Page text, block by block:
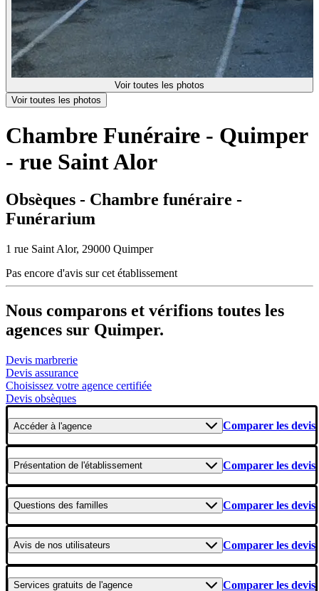
Voir toutes les photos
Voir toutes les photos
Chambre Funéraire - Quimper
- rue Saint Alor
Obsèques - Chambre funéraire -
Funérarium
1 rue Saint Alor, 29000 Quimper
Pas encore d'avis sur cet établissement
Nous comparons et vérifions toutes les
agences sur Quimper.
Devis marbrerie
Devis assurance
Choisissez votre agence certifiée
Devis obsèques
Accéderà l'agence Comparer les devis
Présentation de l'établissement Comparer les devis
Questions des familles Comparer les devis
Avis de nos utilisateurs Comparer les devis
Services gratuits de l'agence Comparer les devis